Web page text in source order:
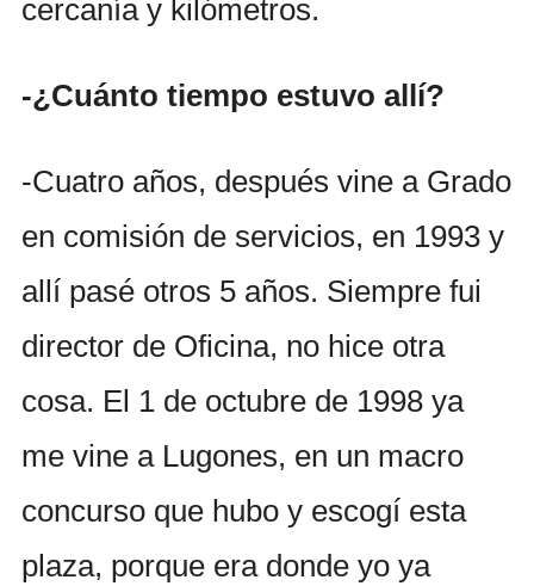
cercanía y kilómetros.
-¿Cuánto tiempo estuvo allí?
-Cuatro años, después vine a Grado
en comisión de servicios, en 1993 y
allí pasé otros 5 años. Siempre fui
director de Oficina, no hice otra
cosa. El 1 de octubre de 1998 ya
me vine a Lugones, en un macro
concurso que hubo y escogí esta
plaza, porque era donde yo ya